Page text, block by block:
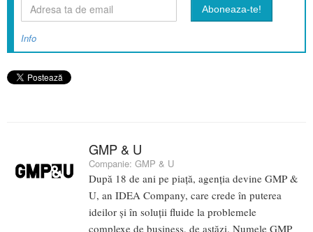
Info
GMP & U
Companie: GMP & U
După 18 de ani pe piață, agenția devine GMP &
U, an IDEA Company, care crede în puterea
ideilor și în soluții fluide la problemele
complexe de business, de astăzi. Numele GMP